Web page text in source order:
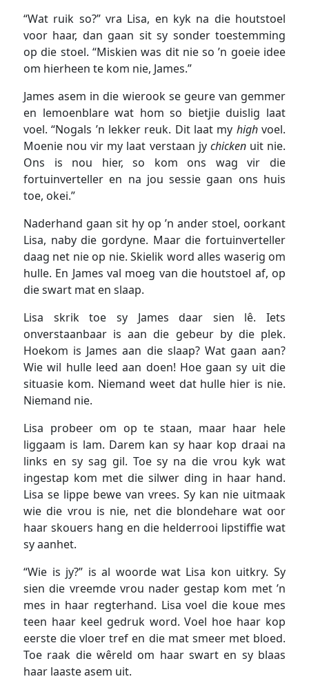
“Wat ruik so?” vra Lisa, en kyk na die houtstoel
voor haar, dan gaan sit sy sonder toestemming
op die stoel. “Miskien was dit nie so ’n goeie idee
om hierheen te kom nie, James.”
James asem in die wierook se geure van gemmer
en lemoenblare wat hom so bietjie duislig laat
voel. “Nogals ’n lekker reuk. Dit laat my highvoel.
Moenie nou vir my laat verstaan jy chickenuit nie.
Ons is nou hier, so kom ons wag vir die
fortuinverteller en na jou sessie gaan ons huis
toe, okei.”
Naderhand gaan sit hy op ’n ander stoel, oorkant
Lisa, naby die gordyne. Maar die fortuinverteller
daag net nie op nie. Skielik word alles waserig om
hulle. En James val moeg van die houtstoel af, op
die swart mat en slaap.
Lisa skrik toe sy James daar sien lê. Iets
onverstaanbaar is aan die gebeur by die plek.
Hoekom is James aan die slaap? Wat gaan aan?
Wie wil hulle leed aan doen! Hoe gaan sy uit die
situasie kom. Niemand weet dat hulle hier is nie.
Niemand nie.
Lisa probeer om op te staan, maar haar hele
liggaam is lam. Darem kan sy haar kop draai na
links en sy sag gil. Toe sy na die vrou kyk wat
ingestap kom met die silwer ding in haar hand.
Lisa se lippe bewe van vrees. Sy kan nie uitmaak
wie die vrou is nie, net die blondehare wat oor
haar skouers hang en die helderrooi lipstiffie wat
sy aanhet.
“Wie is jy?” is al woorde wat Lisa kon uitkry. Sy
sien die vreemde vrou nader gestap kom met ’n
mes in haar regterhand. Lisa voel die koue mes
teen haar keel gedruk word. Voel hoe haar kop
eerste die vloer tref en die mat smeer met bloed.
Toe raak die wêreld om haar swart en sy blaas
haar laaste asem uit.